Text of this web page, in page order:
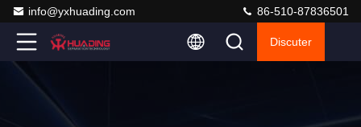
info@yxhuading.com 86-510-87836501
Discuter